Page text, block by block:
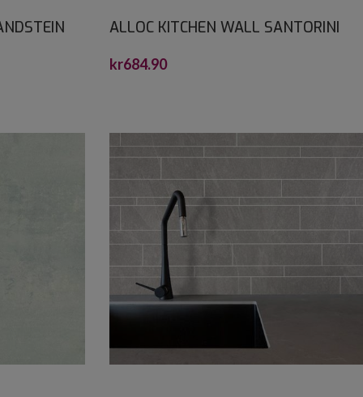
ALLOC KITCHEN WALL SANTORINI
kr684.90